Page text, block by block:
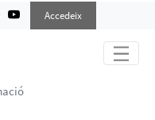
EL BON
Accedeix